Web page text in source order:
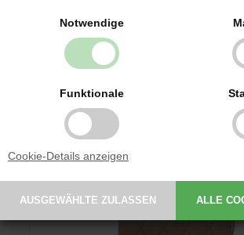
Notwendige
Funktionale
Cookie-Details anzeigen